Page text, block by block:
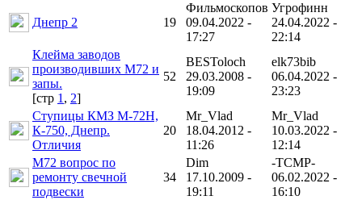
Днепр 2 19
Фильмоскопов
09.04.2022 -
17:27
Угрофинн
24.04.2022 -
22:14
Клейма заводов
производивших М72 и
запы.
[cтр 1, 2]
52
BESToloch
29.03.2008 -
19:09
elk73bib
06.04.2022 -
23:23
Ступицы КМЗ М-72Н,
К-750, Днепр.
Отличия
20
Mr_Vlad
18.04.2012 -
11:26
Mr_Vlad
10.03.2022 -
12:14
М72 вопрос по
ремонту свечной
подвески
34
Dim
17.10.2009 -
19:11
-TCMP-
06.02.2022 -
16:10